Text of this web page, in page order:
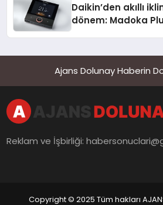
Daikin’den akıllı
dönem: Madoka
Ajans Dolunay Haberin
Reklam ve İşbirliği:
Copyright © 2025 Tüm hakları